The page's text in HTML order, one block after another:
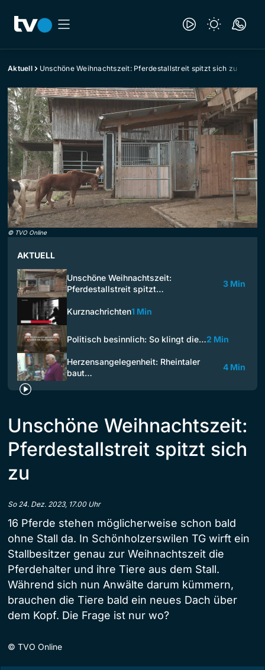
Aktuell Unschöne Weihnachtszeit: Pferdestallstreit spitzt sich zu
© TVO Online
AKTUELL
Unschöne Weihnachtszeit:
Pferdestallstreit spitzt…
3 Min
Kurznachrichten1 Min
Politisch besinnlich: So klingt die…2 Min
Herzensangelegenheit: Rheintaler
baut…
4 Min
Unschöne Weihnachtszeit:
Pferdestallstreit spitzt sich
zu
So 24. Dez. 2023, 17.00 Uhr
16 Pferde stehen möglicherweise schon bald
ohne Stall da. In Schönholzerswilen TG wirft ein
Stallbesitzer genau zur Weihnachtszeit die
Pferdehalter und ihre Tiere aus dem Stall.
Während sich nun Anwälte darum kümmern,
brauchen die Tiere bald ein neues Dach über
dem Kopf. Die Frage ist nur wo?
© TVO Online